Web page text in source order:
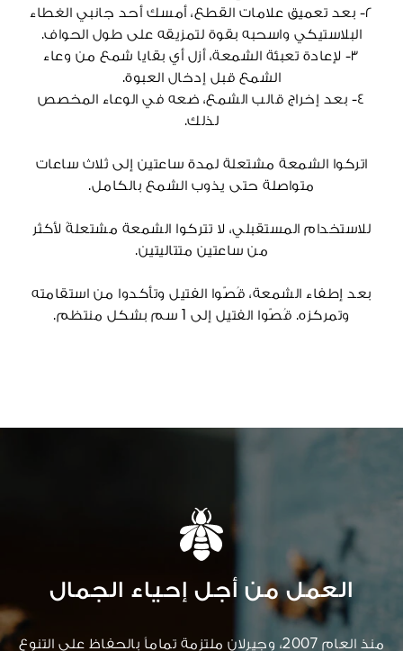
٢- بعد تعميق علامات القطع، أمسك أحد جانبي الغطاء
البلاستيكي واسحبه بقوة لتمزيقه على طول الحواف.
٣- لإعادة تعبئة الشمعة، أزل أي بقايا شمع من وعاء
الشمع قبل إدخال العبوة.
٤- بعد إخراج قالب الشمع، ضعه في الوعاء المخصص
لذلك.
اتركوا الشمعة مشتعلة لمدة ساعتين إلى ثلاث ساعات
متواصلة حتى يذوب الشمع بالكامل.
للاستخدام المستقبلي، لا تتركوا الشمعة مشتعلةً لأكثر
من ساعتين متتاليتين.
بعد إطفاء الشمعة، قُصّوا الفتيل وتأكدوا من استقامته
وتمركزه. قُصّوا الفتيل إلى 1 سم بشكل منتظم.
العمل من أجل إحياء الجمال
منذ العام 2007، وجيرلان ملتزمة تماماً بالحفاظ على التنوع